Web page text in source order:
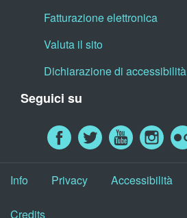
Fatturazione elettronica
Valuta il sito
Dichiarazione di accessibilità
Seguici su
Info Privacy Accessibilità
Credits